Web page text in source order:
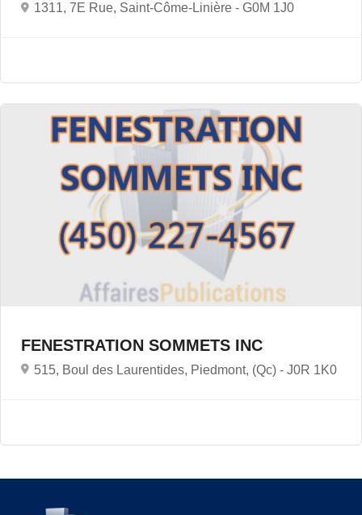
1311, 7E Rue, Saint-Côme-Linière - G0M 1J0
FENESTRATION SOMMETS INC
515, Boul des Laurentides, Piedmont, (Qc) - J0R 1K0